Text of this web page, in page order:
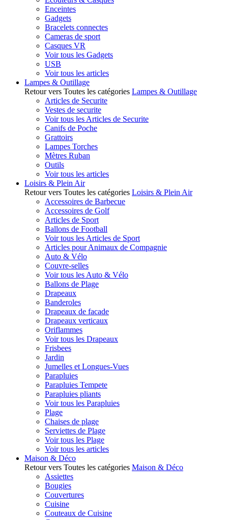
Enceintes
Gadgets
Bracelets connectes
Cameras de sport
Casques VR
Voir tous les Gadgets
USB
Voir tous les articles
Lampes & Outillage
Retour vers Toutes les catégories Lampes & Outillage
Articles de Securite
Vestes de securite
Voir tous les Articles de Securite
Canifs de Poche
Grattoirs
Lampes Torches
Mètres Ruban
Outils
Voir tous les articles
Loisirs & Plein Air
Retour vers Toutes les catégories Loisirs & Plein Air
Accessoires de Barbecue
Accessoires de Golf
Articles de Sport
Ballons de Football
Voir tous les Articles de Sport
Articles pour Animaux de Compagnie
Auto & Vélo
Couvre-selles
Voir tous les Auto & Vélo
Ballons de Plage
Drapeaux
Banderoles
Drapeaux de facade
Drapeaux verticaux
Oriflammes
Voir tous les Drapeaux
Frisbees
Jardin
Jumelles et Longues-Vues
Parapluies
Parapluies Tempete
Parapluies pliants
Voir tous les Parapluies
Plage
Chaises de plage
Serviettes de Plage
Voir tous les Plage
Voir tous les articles
Maison & Déco
Retour vers Toutes les catégories Maison & Déco
Assiettes
Bougies
Couvertures
Cuisine
Couteaux de Cuisine